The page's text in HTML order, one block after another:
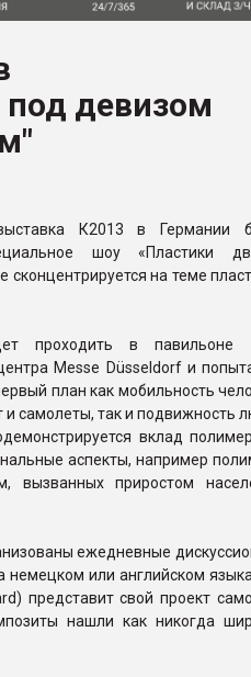
девизом
К2013 в Германии
шоу «Пластики
сконцентрируется на теме
проходить в
Messe Düsseldorf и
план как мобильность
самолеты, так и подвижность
вклад
аспекты, например
вызванных приростом
ежедневные
немецком или английском
представит свой проект
нашли как никогда